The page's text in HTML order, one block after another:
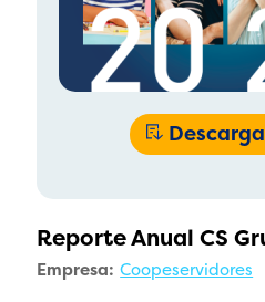
Reporte Anual CS
Empresa: Coopeservidores